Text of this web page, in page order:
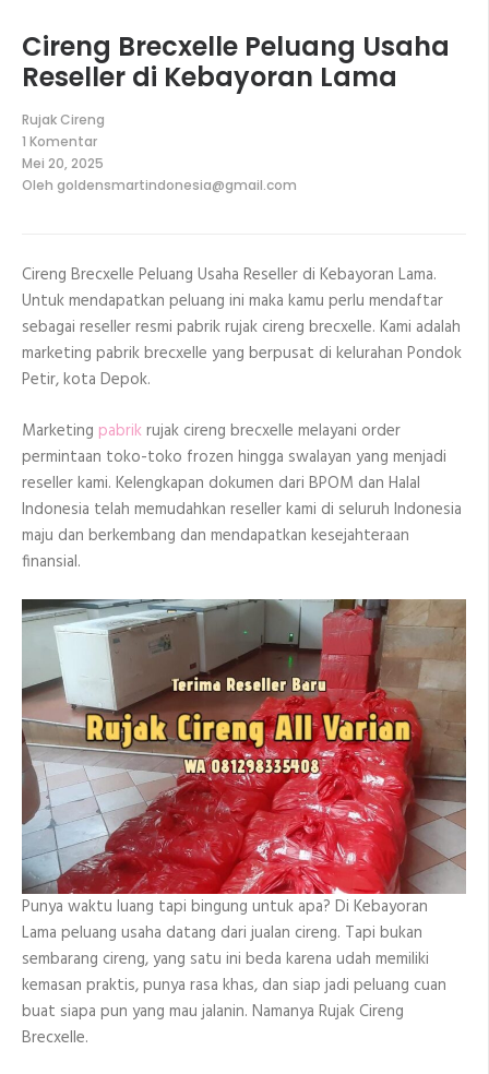
Cireng Brecxelle Peluang Usaha
Reseller di Kebayoran Lama
Rujak Cireng
1 Komentar
pada
Cireng
Brecxelle
Kebayoran
Mei 20, 2025
Oleh goldensmartindonesia@gmail.com
Cireng Brecxelle Peluang Usaha Reseller di Kebayoran Lama.
Untuk mendapatkan peluang ini maka kamu perlu mendaftar
sebagai reseller resmi pabrik rujak cireng brecxelle. Kami adalah
marketing pabrik brecxelle yang berpusat di kelurahan Pondok
Petir, kota Depok.
Marketing pabrikrujak cireng brecxelle melayani order
permintaan toko-toko frozen hingga swalayan yang menjadi
reseller kami. Kelengkapan dokumen dari BPOM dan Halal
Indonesia telah memudahkan reseller kami di seluruh Indonesia
maju dan berkembang dan mendapatkan kesejahteraan
finansial.
Punya waktu luang tapi bingung untuk apa? Di Kebayoran
Lama peluang usaha datang dari jualan cireng. Tapi bukan
sembarang cireng, yang satu ini beda karena udah memiliki
kemasan praktis, punya rasa khas, dan siap jadi peluang cuan
buat siapa pun yang mau jalanin. Namanya Rujak Cireng
Brecxelle.